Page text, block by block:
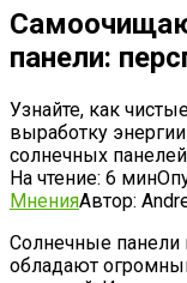
панели:
Узнайте, как
выработку
солнечных
На чтение: 6 мин
МненияАвтор:
Солнечные
обладают